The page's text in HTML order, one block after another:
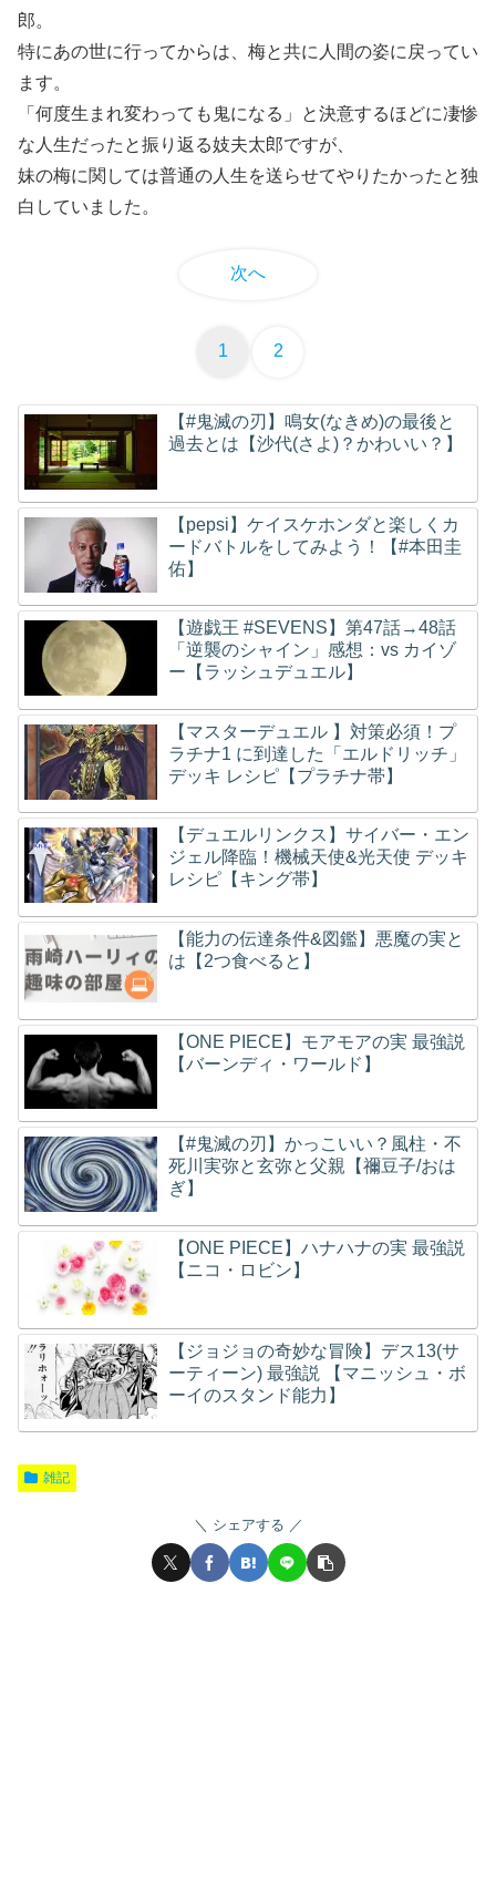
郎。
特にあの世に行ってからは、梅と共に人間の姿に戻ってい
ます。
「何度生まれ変わっても鬼になる」と決意するほどに凄惨
な人生だったと振り返る妓夫太郎ですが、
妹の梅に関しては普通の人生を送らせてやりたかったと独
白していました。
次へ
1 2
【#鬼滅の刃】鳴女(なきめ)の最後と
過去とは【沙代(さよ)？かわいい？】
【pepsi】ケイスケホンダと楽しくカ
ードバトルをしてみよう！【#本田圭
佑】
【遊戯王 #SEVENS】第47話→48話
「逆襲のシャイン」感想：vs カイゾ
ー【ラッシュデュエル】
【マスターデュエル 】対策必須！プ
ラチナ1 に到達した「エルドリッチ」
デッキ レシピ【プラチナ帯】
【デュエルリンクス】サイバー・エン
ジェル降臨！機械天使&光天使 デッキ
レシピ【キング帯】
【能力の伝達条件&図鑑】悪魔の実と
は【2つ食べると】
【ONE PIECE】モアモアの実 最強説
【バーンディ・ワールド】
【#鬼滅の刃】かっこいい？風柱・不
死川実弥と玄弥と父親【禰豆子/おは
ぎ】
【ONE PIECE】ハナハナの実 最強説
【ニコ・ロビン】
【ジョジョの奇妙な冒険】デス13(サ
ーティーン) 最強説 【マニッシュ・ボ
ーイのスタンド能力】
雑記
シェアする